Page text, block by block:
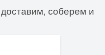
соберем и